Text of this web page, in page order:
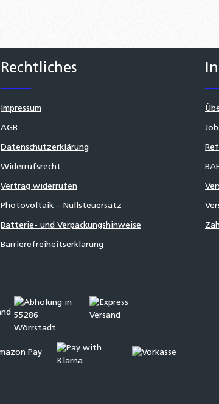
Rechtliches
Impressum
AGB
Datenschutzerklärung
Widerrufsrecht
Vertrag widerrufen
Photovoltaik – Nullsteuersatz
Batterie- und Verpackungshinweise
Barrierefreiheitserklärung